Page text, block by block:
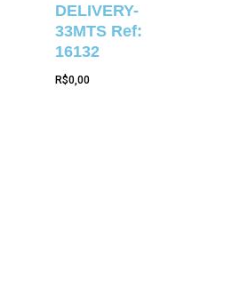
DELIVERY-
33MTS Ref:
16132
R$0,00